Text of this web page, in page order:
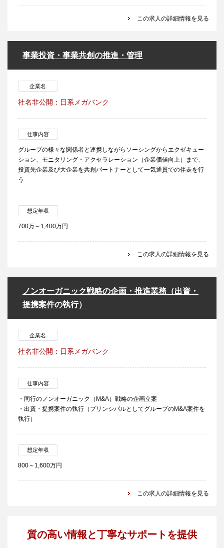
この求人の詳細情報を見る
事業投資・事業共創の推進・管理
企業名
社名非公開：日系メガバンク
仕事内容
グループの様々な関係者と連携しながらソーシングからエクゼキュー
ション、モニタリング・アクセラレーション（企業価値向上）まで、
投資先企業及び大企業を共創パートナーとして一気通貫での伴走を行
う
想定年収
700万～1,400万円
この求人の詳細情報を見る
ノンオーガニック戦略の企画・推進業務（出資・
提携案件の執行）
企業名
社名非公開：日系メガバンク
仕事内容
・同行のノンオーガニック（M&A）戦略の企画立案
・出資・提携案件の執行（プリンシパルとしてグループのM&A案件を
執行）
想定年収
800～1,600万円
この求人の詳細情報を見る
質の高い情報と丁寧なサポートを提供